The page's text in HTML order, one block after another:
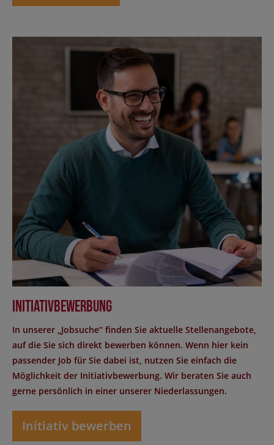
Initiativbewerbung
In unserer „Jobsuche“ finden Sie aktuelle Stellenangebote,
auf die Sie sich direkt bewerben können. Wenn hier kein
passender Job für Sie dabei ist, nutzen Sie einfach die
Möglichkeit der Initiativbewerbung. Wir beraten Sie auch
gerne persönlich in einer unserer Niederlassungen.
Initiativ bewerben